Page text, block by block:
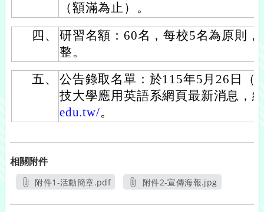
（額滿為止）。
四、
研習名額：60名，每校5名為原則
整。
五、
公告錄取名單：於115年5月26日（
技大學應用英語系網頁最新消息，
edu.tw/。
相關附件
附件1-活動簡章.pdf
附件2-宣傳海報.jpg